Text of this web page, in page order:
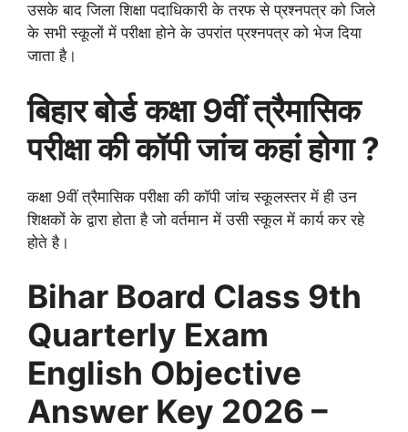
उसके बाद जिला शिक्षा पदाधिकारी के तरफ से प्रश्नपत्र को जिले
के सभी स्कूलों में परीक्षा होने के उपरांत प्रश्नपत्र को भेज दिया
जाता है।
बिहार बोर्ड कक्षा 9वीं त्रैमासिक
परीक्षा की कॉपी जांच कहां होगा ?
कक्षा 9वीं त्रैमासिक परीक्षा की कॉपी जांच स्कूलस्तर में ही उन
शिक्षकों के द्वारा होता है जो वर्तमान में उसी स्कूल में कार्य कर रहे
होते है।
Bihar Board Class 9th
Quarterly Exam
English Objective
Answer Key 2026 –